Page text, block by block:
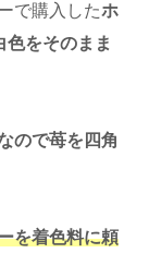
で購入したホ
色をそのまま
ので苺を四角
を着色料に頼